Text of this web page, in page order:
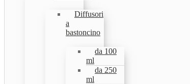
Diffusori
a
bastoncino
da 100
ml
da 250
ml